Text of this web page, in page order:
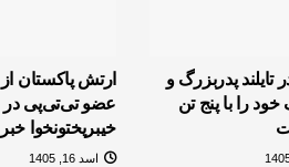
تایلند پدربزرگ و
را با پنج تن
عضو تی‌تی‌پی در
خیبرپختونخوا خبر
اسد 16, 1405